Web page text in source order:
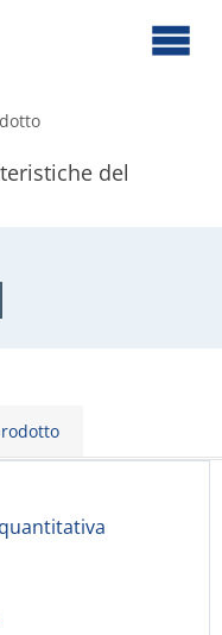
del